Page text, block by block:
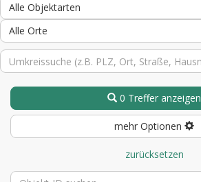
Alle Objektarten
Alle Orte
0 Treffer anzeigen
mehr Optionen
zurücksetzen